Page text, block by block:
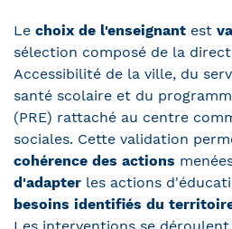
Le choix de l'enseignant est
sélection composé de la
Accessibilité de la ville, du
santé scolaire et du
(PRE) rattaché au centre
sociales. Cette validation
cohérence des actions
d'adapter les actions
besoins identifiés du